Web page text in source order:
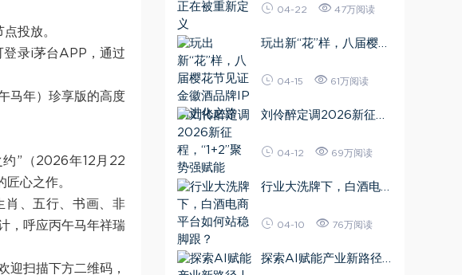
投放。
录i茅台APP，通过
马年）珍享版的高度
约”（2026年12月22
心之作。
、五行、书画、非
，呼应丙午马年祥瑞
迎扫描下方二维码，
04-22 47万阅读
玩出新“花”样，八届樱花
进化之路
04-15 61万阅读
刘伶醉定调2026新征
04-12 69万阅读
行业大洗牌下，白酒电商
04-10 76万阅读
探索AI赋能产业新路径 |